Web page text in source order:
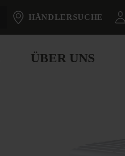
HÄNDLERSUCHE
ÜBER UNS